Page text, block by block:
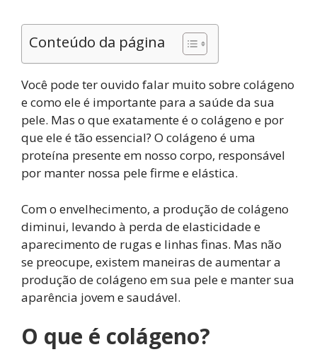
Conteúdo da página
Você pode ter ouvido falar muito sobre colágeno
e como ele é importante para a saúde da sua
pele. Mas o que exatamente é o colágeno e por
que ele é tão essencial? O colágeno é uma
proteína presente em nosso corpo, responsável
por manter nossa pele firme e elástica.
Com o envelhecimento, a produção de colágeno
diminui, levando à perda de elasticidade e
aparecimento de rugas e linhas finas. Mas não
se preocupe, existem maneiras de aumentar a
produção de colágeno em sua pele e manter sua
aparência jovem e saudável.
O que é colágeno?